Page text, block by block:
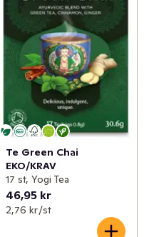
Te Green Chai
EKO/KRAV
17 st, Yogi Tea
46,95 kr
2,76 kr /st